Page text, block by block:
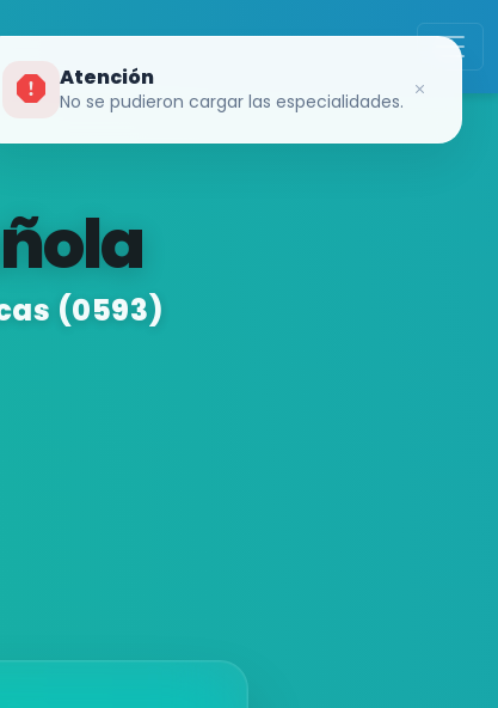
Atención
No se pudieron cargar las especialidades.
(0593)